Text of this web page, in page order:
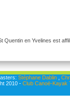
Quentin en Yvelines est
Stéphane Dablin,
2010 - Club Canoë-Kayak